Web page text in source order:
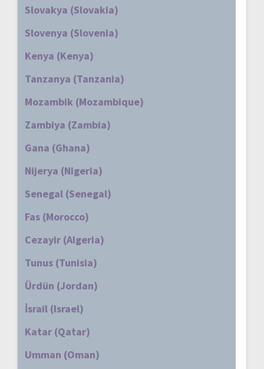
Slovakya (Slovakia)
Slovenya (Slovenia)
Kenya (Kenya)
Tanzanya (Tanzania)
Mozambik (Mozambique)
Zambiya (Zambia)
Gana (Ghana)
Nijerya (Nigeria)
Senegal (Senegal)
Fas (Morocco)
Cezayir (Algeria)
Tunus (Tunisia)
Ürdün (Jordan)
İsrail (Israel)
Katar (Qatar)
Umman (Oman)